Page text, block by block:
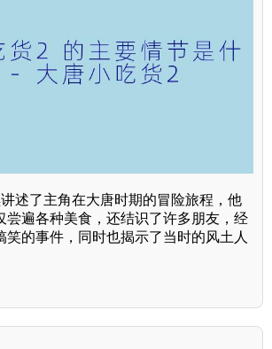
述了主角在大唐时期的冒险旅程，他
尝遍各种美食，还结识了许多朋友，经
笑的事件，同时也揭示了当时的风土人